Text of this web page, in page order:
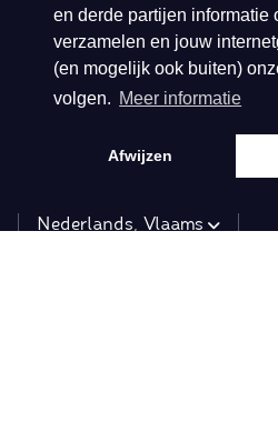
en derde partijen informatie
verzamelen en jouw
(en mogelijk ook buiten)
volgen. Meer informatie
Afwijzen
BTW: NL81.38.92.
296.B01
Nederlands, Vlaams